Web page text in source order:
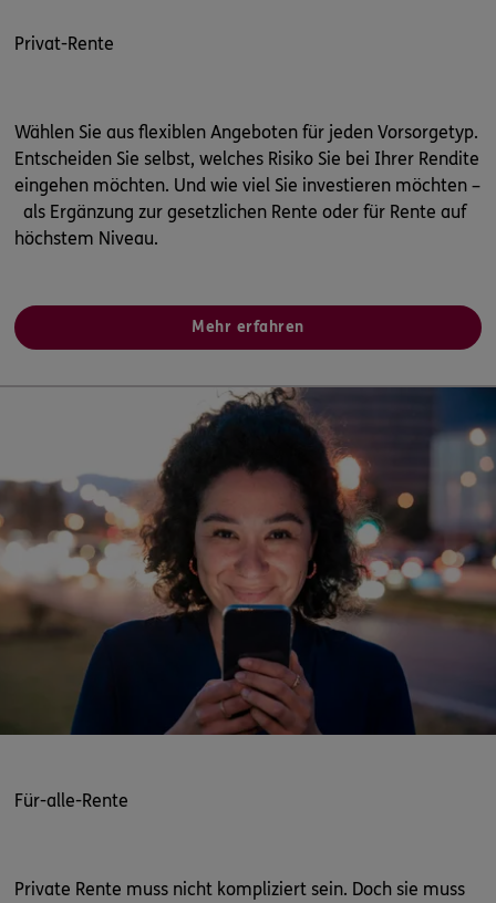
Privat-Rente
Wählen Sie aus flexiblen Angeboten für jeden Vorsorgetyp.
Entscheiden Sie selbst, welches Risiko Sie bei Ihrer Rendite
eingehen möchten. Und wie viel Sie investieren möchten –
als Ergänzung zur gesetzlichen Rente oder für Rente auf
höchstem Niveau.
Mehr erfahren
Für-alle-Rente
Private Rente muss nicht kompliziert sein. Doch sie muss